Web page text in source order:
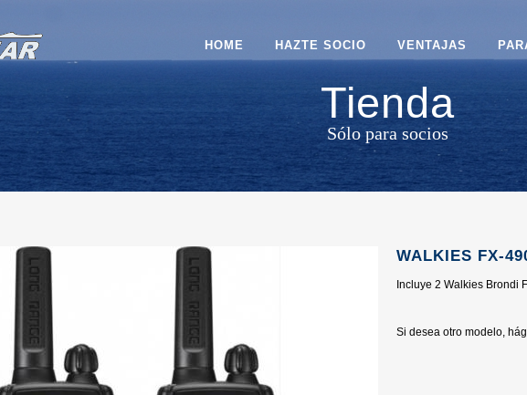
HOME HAZTE SOCIO VENTAJAS
Tienda
Sólo para socios
WALKIES FX-
Incluye 2 Walkies Brondi
Si desea otro modelo,